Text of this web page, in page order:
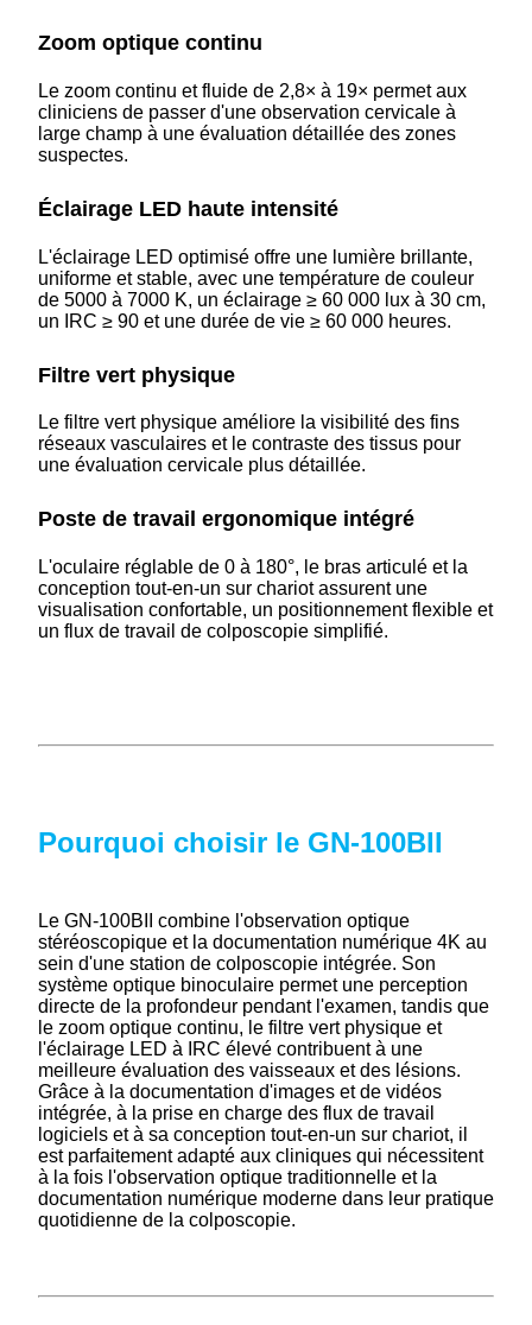
Zoom optique continu
Le zoom continu et fluide de 2,8× à 19× permet aux
cliniciens de passer d'une observation cervicale à
large champ à une évaluation détaillée des zones
suspectes.
Éclairage LED haute intensité
L'éclairage LED optimisé offre une lumière brillante,
uniforme et stable, avec une température de couleur
de 5000 à 7000 K, un éclairage ≥ 60 000 lux à 30 cm,
un IRC ≥ 90 et une durée de vie ≥ 60 000 heures.
Filtre vert physique
Le filtre vert physique améliore la visibilité des fins
réseaux vasculaires et le contraste des tissus pour
une évaluation cervicale plus détaillée.
Poste de travail ergonomique intégré
L'oculaire réglable de 0 à 180°, le bras articulé et la
conception tout-en-un sur chariot assurent une
visualisation confortable, un positionnement flexible et
un flux de travail de colposcopie simplifié.
Pourquoi choisir le GN-100BII
Le GN-100BII combine l'observation optique
stéréoscopique et la documentation numérique 4K au
sein d'une station de colposcopie intégrée. Son
système optique binoculaire permet une perception
directe de la profondeur pendant l'examen, tandis que
le zoom optique continu, le filtre vert physique et
l'éclairage LED à IRC élevé contribuent à une
meilleure évaluation des vaisseaux et des lésions.
Grâce à la documentation d'images et de vidéos
intégrée, à la prise en charge des flux de travail
logiciels et à sa conception tout-en-un sur chariot, il
est parfaitement adapté aux cliniques qui nécessitent
à la fois l'observation optique traditionnelle et la
documentation numérique moderne dans leur pratique
quotidienne de la colposcopie.